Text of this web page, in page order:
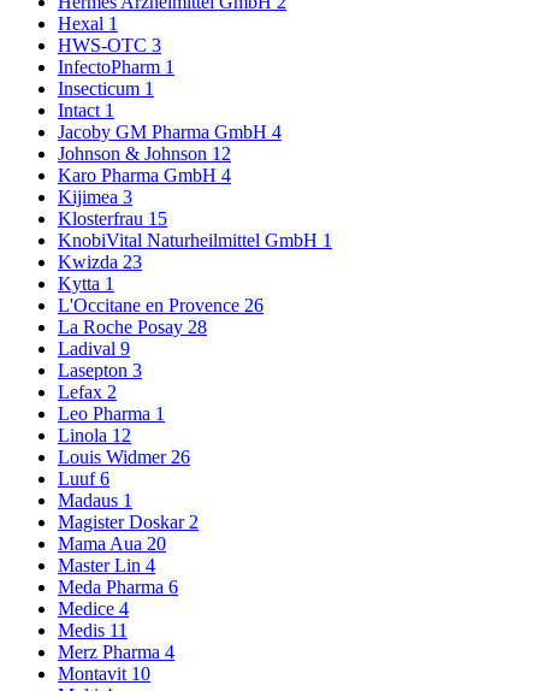
Hexal 1
HWS-OTC 3
InfectoPharm 1
Insecticum 1
Intact 1
Jacoby GM Pharma GmbH 4
Johnson & Johnson 12
Karo Pharma GmbH 4
Kijimea 3
Klosterfrau 15
KnobiVital Naturheilmittel GmbH 1
Kwizda 23
Kytta 1
L'Occitane en Provence 26
La Roche Posay 28
Ladival 9
Lasepton 3
Lefax 2
Leo Pharma 1
Linola 12
Louis Widmer 26
Luuf6
Madaus 1
Magister Doskar 2
Mama Aua 20
Master Lin 4
Meda Pharma 6
Medice 4
Medis 11
Merz Pharma 4
Montavit 10